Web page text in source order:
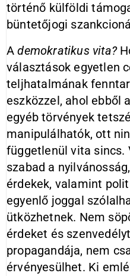
történő külföldi
büntetőjogi
Ademokratikus vita?
választások egyetlen
teljhatalmának
eszközzel, ahol ebből
egyéb törvények
manipulálhatók, ott
függetlenül vita sincs.
szabad a
érdekek, valamint
egyenlő joggal
ütközhetnek. Nem
érdeket és
propagandája, nem
érvényesülhet. Ki